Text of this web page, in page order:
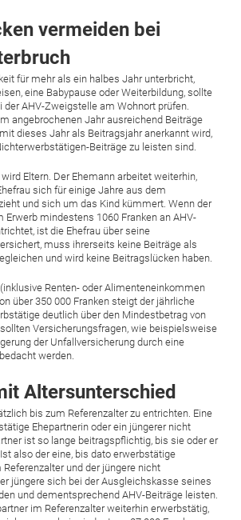
vermeiden bei
für mehr als ein halbes Jahr unterbricht,
eine Babypause oder Weiterbildung, sollte
AHV-Zweigstelle am Wohnort ­prüfen.
angebrochenen Jahr ausreichend Beiträge
dieses Jahr als Beitragsjahr anerkannt wird,
Beiträge zu leisten sind.
wird Eltern. Der Ehemann arbeitet weiterhin,
sich für einige Jahre aus dem
und sich um das Kind kümmert. Wenn der
Erwerb mindestens 1060 Franken an AHV-
ist die Ehefrau über seine
muss ihrerseits keine Beiträge als
und wird keine Beitragslücken haben.
Renten- oder Alimenteneinkommen
über 350 000 Franken steigt der jährliche
deutlich über den Mindestbetrag von
Versicherungsfragen, wie beispielsweise
der Unfallversicherung durch eine
werden.
Altersunterschied
bis zum Referenzalter zu entrichten. Eine
Ehepartnerin oder ein jüngerer nicht
ist so lange beitragspflichtig, bis sie oder er
also der eine, bis dato erwerbstätige
und der jüngere nicht
jüngere sich bei der Ausgleichskasse seines
und dementsprechend AHV-Beiträge ­leisten.
im Referenzalter weiterhin erwerbstätig,